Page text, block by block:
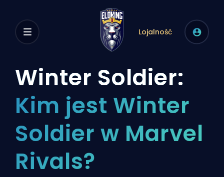
Lojalność
Winter Soldier:
Kim jest Winter
Soldier w Marvel
Rivals?